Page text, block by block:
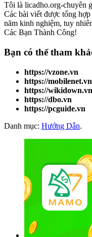
Tôi là licadho.org-chuyên
Các bài viết được tổng
năm kinh nghiệm, tuy
Các Bạn Thành Công!
Bạn có thể tham
https://vzone.vn
https://mobilenet.vn
https://
https://dbo.vn
https://pcguide.vn
Danh mục: Hướng Dẫn.